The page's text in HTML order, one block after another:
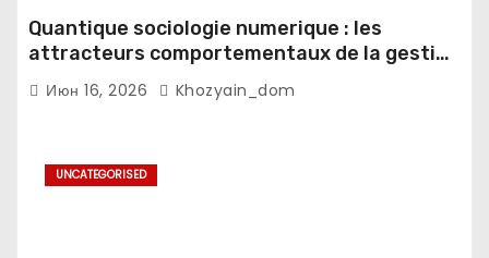
Quantique sociologie numerique : les
attracteurs comportementaux de la gestion
du sommeil en contexte fatigue
decisionnelle
Июн 16, 2026 Khozyain_dom
UNCATEGORISED